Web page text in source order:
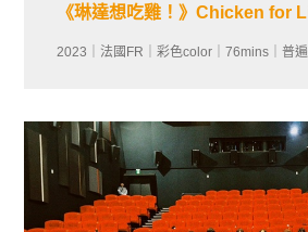
《琳達想吃雞！》Chicken for
2023｜法國FR｜彩色color｜76min‬‬‬s｜普